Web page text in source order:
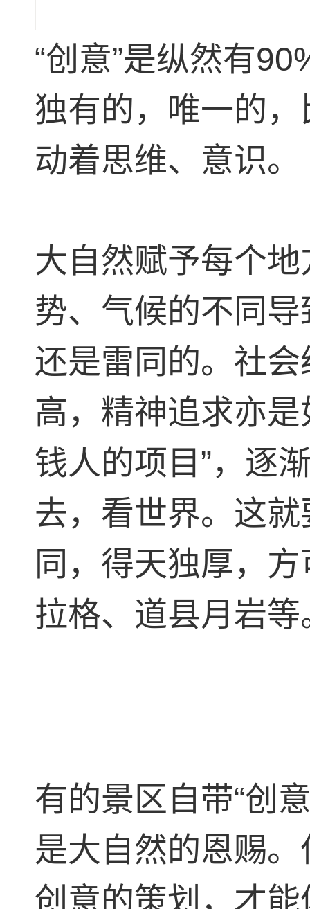
“创意”是纵然有
独有的，唯一的
动着思维、意识。
大自然赋予每个
势、气候的不同
还是雷同的。社
高，精神追求亦
钱人的项目”，逐
去，看世界。这
同，得天独厚，
拉格、道县月岩等
有的景区自带“创
是大自然的恩赐。
创意的策划，才